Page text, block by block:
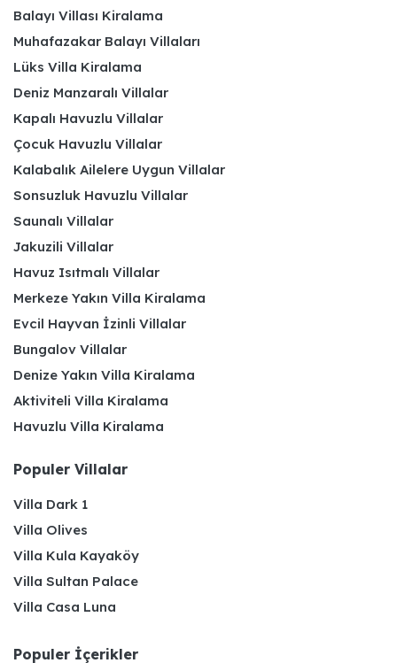
Balayı Villası Kiralama
Muhafazakar Balayı Villaları
Lüks Villa Kiralama
Deniz Manzaralı Villalar
Kapalı Havuzlu Villalar
Çocuk Havuzlu Villalar
Kalabalık Ailelere Uygun Villalar
Sonsuzluk Havuzlu Villalar
Saunalı Villalar
Jakuzili Villalar
Havuz Isıtmalı Villalar
Merkeze Yakın Villa Kiralama
Evcil Hayvan İzinli Villalar
Bungalov Villalar
Denize Yakın Villa Kiralama
Aktiviteli Villa Kiralama
Havuzlu Villa Kiralama
Populer Villalar
Villa Dark 1
Villa Olives
Villa Kula Kayaköy
Villa Sultan Palace
Villa Casa Luna
Populer İçerikler